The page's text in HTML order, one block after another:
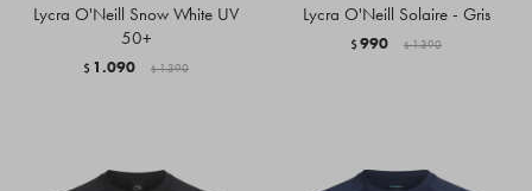
Lycra O'Neill Snow White UV
50+
$ 1.090 $ 1.390
Lycra O'Neill Solaire - Gris
$990 $ 1.390